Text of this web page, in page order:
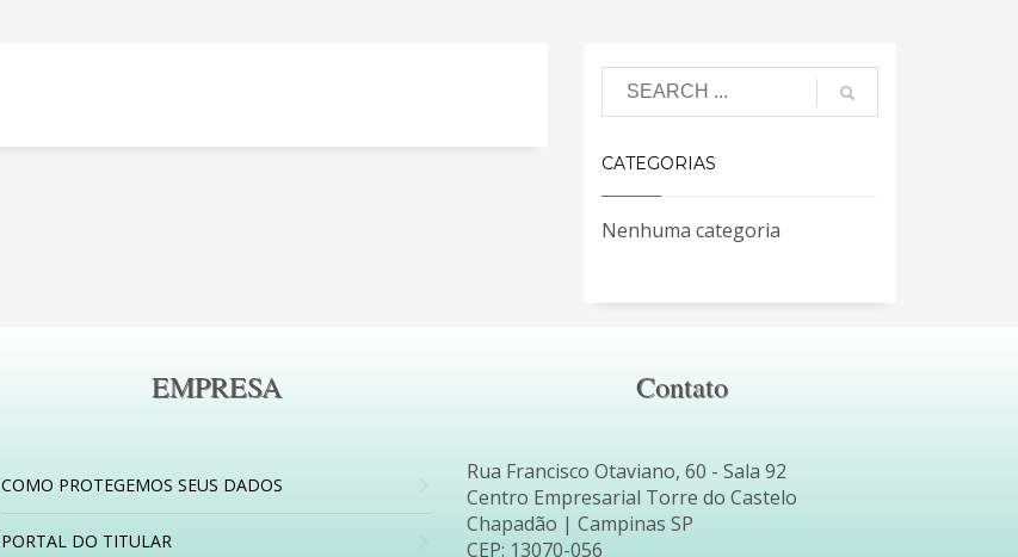
CATEGORIAS
Nenhuma categoria
EMPRESA
COMO PROTEGEMOS SEUS DADOS
PORTAL DO TITULAR
Contato
Rua Francisco Otaviano, 60 - Sala 92
Centro Empresarial Torre do Castelo
Chapadão | Campinas SP
CEP: 13070-056